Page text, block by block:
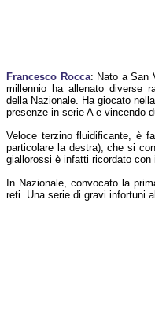
Francesco Rocca: Nato a San
millennio ha allenato diverse
della Nazionale. Ha giocato
presenze in serie A e vincendo
Veloce terzino fluidificante, è
particolare la destra), che si
giallorossi è infatti ricordato con
In Nazionale, convocato la
reti. Una serie di gravi infortuni